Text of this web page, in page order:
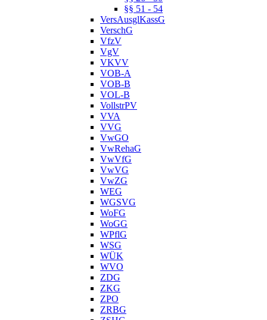
§§ 51 - 54
VersAusglKassG
VerschG
VfzV
VgV
VKVV
VOB-A
VOB-B
VOL-B
VollstrPV
VVA
VVG
VwGO
VwRehaG
VwVfG
VwVG
VwZG
WEG
WGSVG
WoFG
WoGG
WPflG
WSG
WÜK
WVO
ZDG
ZKG
ZPO
ZRBG